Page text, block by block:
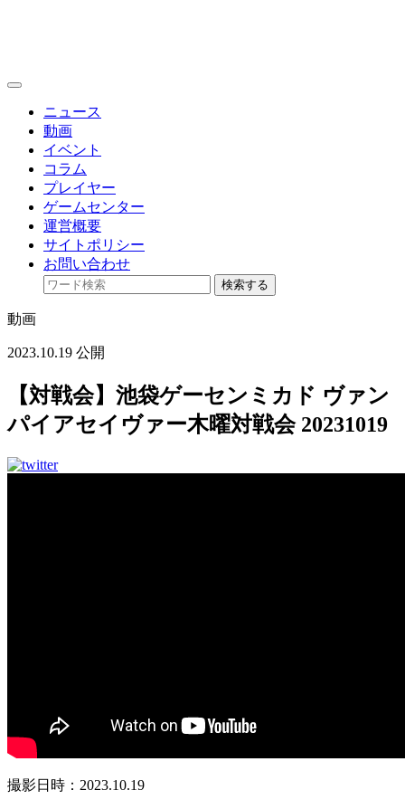
toggle
ニュース
動画
イベント
コラム
プレイヤー
ゲームセンター
運営概要
サイトポリシー
お問い合わせ
検索する
動画
2023.10.19 公開
【対戦会】池袋ゲーセンミカド ヴァン
パイアセイヴァー木曜対戦会 20231019
撮影日時：2023.10.19